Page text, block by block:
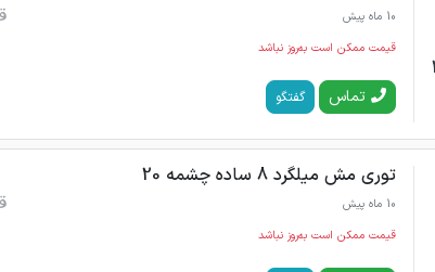
10 ماه پیش
قیمت ممکن است به‌روز نباشد
تماس گفتگو
توری مش میلگرد 8 ساده چشمه 20
10 ماه پیش
قیمت ممکن است به‌روز نباشد